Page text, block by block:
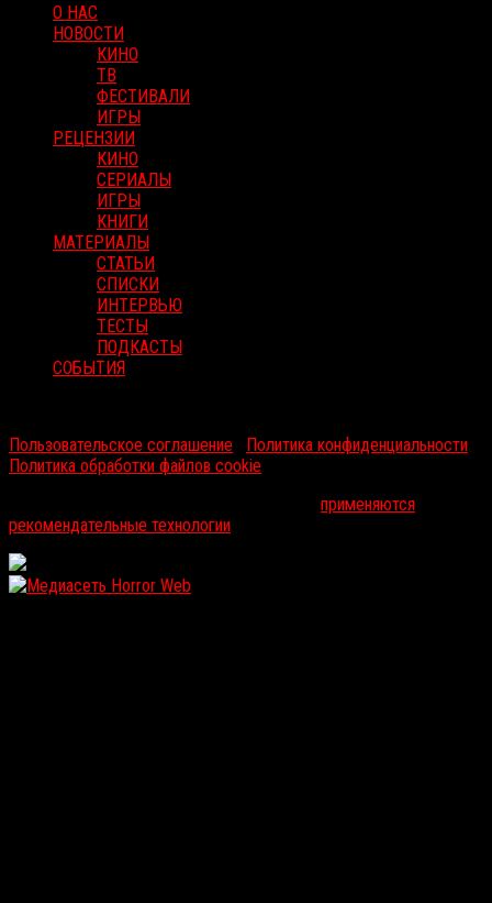
О НАС
НОВОСТИ
КИНО
ТВ
ФЕСТИВАЛИ
ИГРЫ
РЕЦЕНЗИИ
КИНО
СЕРИАЛЫ
ИГРЫ
КНИГИ
МАТЕРИАЛЫ
СТАТЬИ
СПИСКИ
ИНТЕРВЬЮ
ТЕСТЫ
ПОДКАСТЫ
СОБЫТИЯ
Пользовательское соглашение
Политика конфиденциальности
Политика обработки файлов cookie
применяются
рекомендательные технологии